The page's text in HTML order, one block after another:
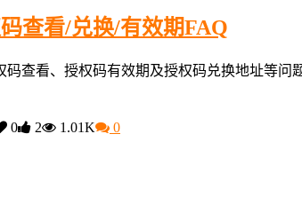
查看/兑换/有效期FAQ
码查看、授权码有效期及授权码兑换地址等
0 2 1.01K 0